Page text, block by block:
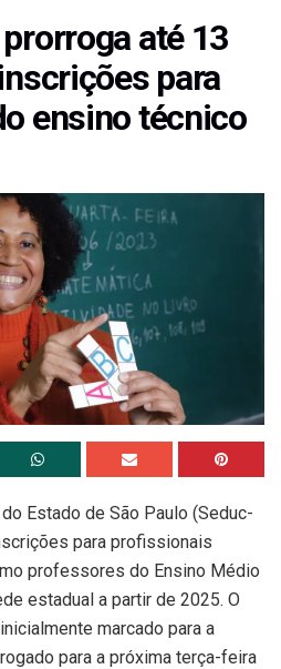
até 13
para
ensino técnico
Estado de São Paulo (Seduc-
para profissionais
professores do Ensino Médio
estadual a partir de 2025. O
marcado para a
para a próxima terça-feira